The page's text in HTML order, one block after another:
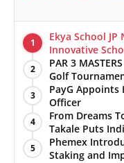
1
Ekya School
Innovative
School Prizes
2
PAR 3
Golf
Spectacular
3
PayG Appoints
Officer
4
From Dreams
Takale Puts
5
Phemex
Staking and